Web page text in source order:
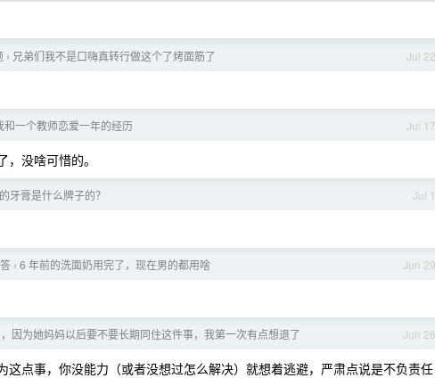
Jul 22
› 兄弟们我不是口嗨真转行做这个了烤面筋了
Jul 17
和一个教师恋爱一年的经历
没啥可惜的。
Jul 1
牙膏是什么牌子的？
Jun 29
› 6 年前的洗面奶用完了，现在男的都用啥
Jun 26
因为她妈妈以后要不要长期同住这件事，我第一次有点想退了
这点事，你没能力（或者没想过怎么解决）就想着逃避，严肃点说是不负责任